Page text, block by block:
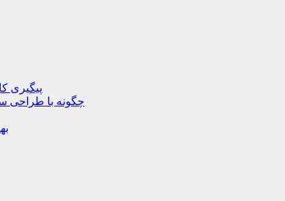
پیگیری
چگونه با طراحی